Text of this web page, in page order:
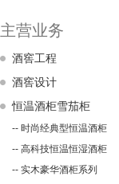
主营业务
酒窖工程
酒窖设计
恒温酒柜雪茄柜
-- 时尚经典型恒温酒柜
-- 高科技恒温恒湿酒柜
-- 实木豪华酒柜系列